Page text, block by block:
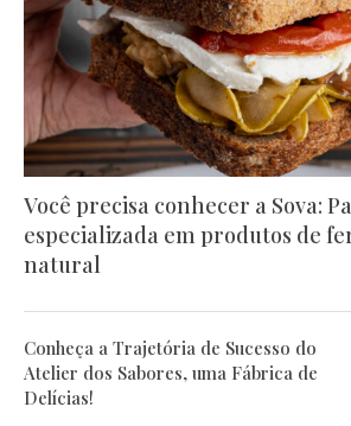
Você precisa conhecer a Sova:
especializada em produtos de
natural
Conheça a Trajetória de Sucesso do
Atelier dos Sabores, uma Fábrica de
Delícias!